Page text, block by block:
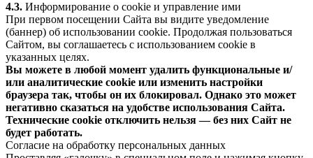
4.3. Информирование о cookie и управление ими
При первом посещении Сайта вы видите уведомление
(баннер) об использовании cookie. Продолжая пользоваться
Сайтом, вы соглашаетесь с использованием cookie в
указанных целях.
Вы можете в любой момент удалить функциональные и/
или аналитические cookie или изменить настройки
браузера так, чтобы он их блокировал. Однако это может
негативно сказаться на удобстве использования Сайта.
Технические cookie отключить нельзя — без них Сайт не
будет работать.
Согласие на обработку персональных данных